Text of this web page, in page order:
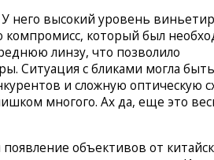
него высокий уровень
компромисс, который был
линзу, что позволило
Ситуация с бликами могла
и сложную оптическую
многого. Ах да, еще это
объективов от